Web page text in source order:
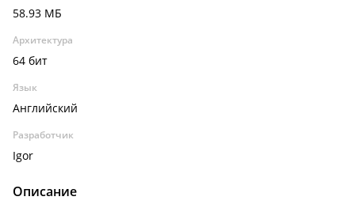
58.93 МБ
Архитектура
64 бит
Язык
Английский
Разработчик
Igor
Описание